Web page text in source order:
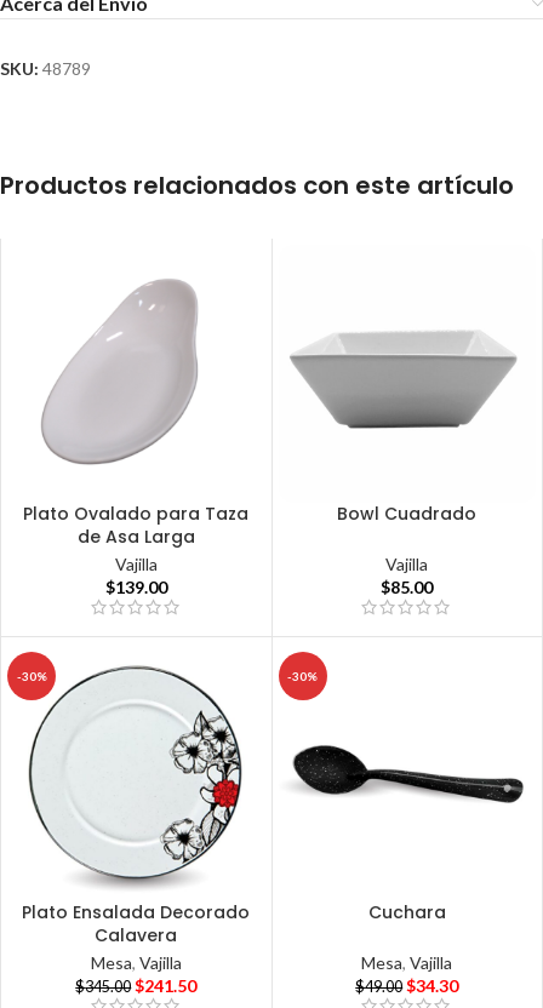
SKU: 48789
Productos relacionados con este artículo
Plato Ovalado para Taza
de Asa Larga
Vajilla
$139.00
Bowl Cuadrado
Vajilla
$85.00
-30%
Plato Ensalada Decorado
Calavera
Mesa, Vajilla
$345.00 $241.50
-30%
Cuchara
Mesa,Vajilla
$49.00 $34.30